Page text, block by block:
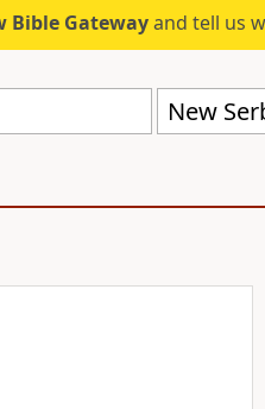
Bible Gatewayand tell us
New